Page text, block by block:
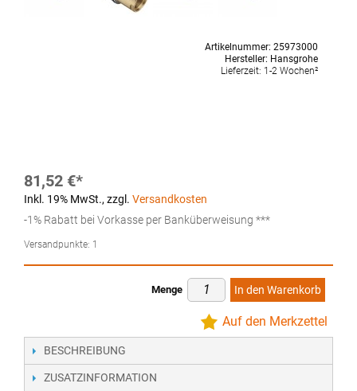
Artikelnummer: 25973000
Hersteller: Hansgrohe
Lieferzeit: 1-2 Wochen²
81,52 €
Inkl. 19% MwSt., zzgl. Versandkosten
-1% Rabatt bei Vorkasse per Banküberweisung ***
Versandpunkte: 1
Menge In den Warenkorb
Auf den Merkzettel
BESCHREIBUNG
ZUSATZINFORMATION